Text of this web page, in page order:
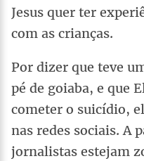
Jesus quer ter
com as crianças.
Por dizer que teve
pé de goiaba, e que
cometer o suicídio,
nas redes sociais. A
jornalistas estejam